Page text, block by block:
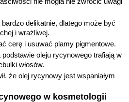
delikatnie, dlatego może być
i wrażliwej.
cerę i usuwać plamy pigmentowe.
oleju rycynowego trafiają w
włosów.
że olej rycynowy jest wspaniałym
w kosmetologii